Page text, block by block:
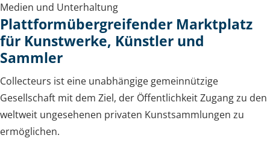
Medien und Unterhaltung
Plattformübergreifender Marktplatz
für Kunstwerke, Künstler und
Sammler
Collecteurs ist eine unabhängige gemeinnützige
Gesellschaft mit dem Ziel, der Öffentlichkeit Zugang zu den
weltweit ungesehenen privaten Kunstsammlungen zu
ermöglichen.